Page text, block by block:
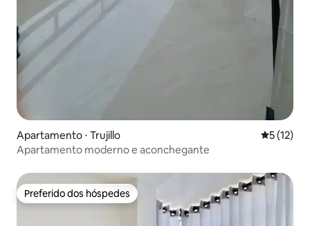
Apartamento ⋅ Trujillo 5 de uma
5 (12)
Apartamento moderno e aconchegante
Preferido dos hóspedes
Preferido dos hóspedes